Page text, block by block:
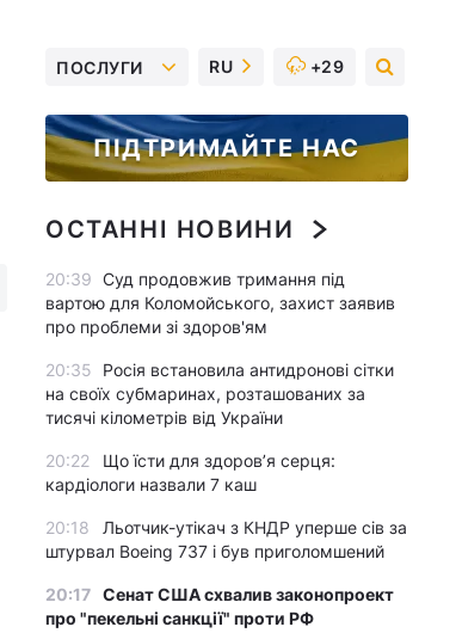
ПОСЛУГИ RU +29
ПІДТРИМАЙТЕ НАС
ОСТАННІ НОВИНИ
20:39 Суд продовжив тримання під
вартою для Коломойського, захист заявив
про проблеми зі здоров'ям
20:35
Росія встановила антидронові сітки
на своїх субмаринах, розташованих за
тисячі кілометрів від України
20:22
Що їсти для здоров’я серця:
кардіологи назвали 7 каш
20:18
Льотчик-утікач з КНДР уперше сів за
штурвал Boeing 737 і був приголомшений
20:17 Сенат США схвалив законопроект
про "пекельні санкції" проти РФ